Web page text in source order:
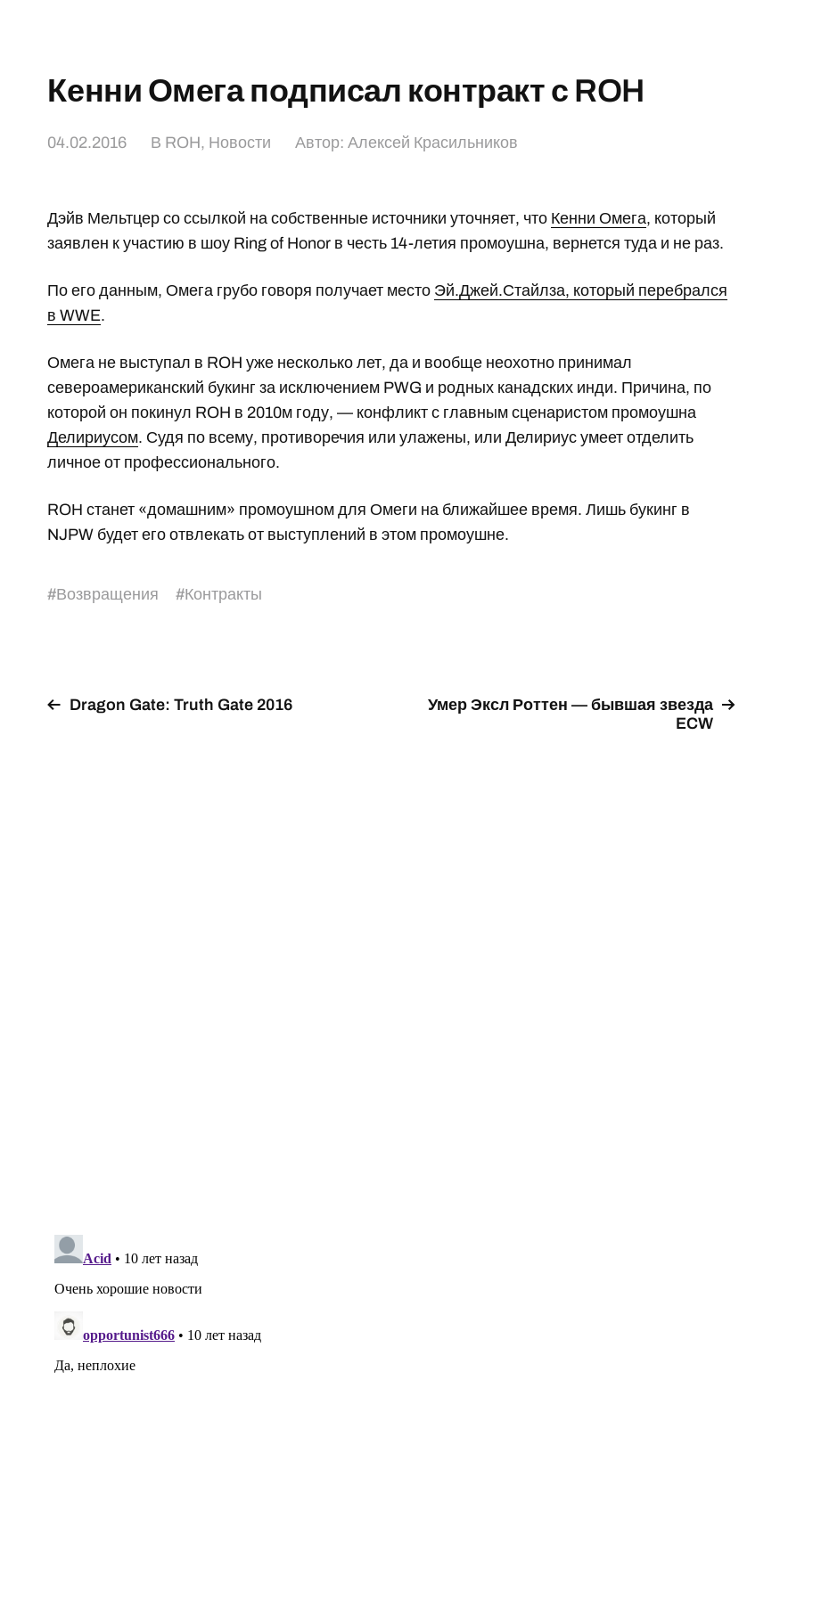
Кенни Омега подписал контракт с ROH
04.02.2016 В ROH, Новости Автор:Алексей Красильников
Дэйв Мельтцер со ссылкой на собственные источники уточняет, что Кенни Омега, который
заявлен к участию в шоу Ring of Honor в честь 14-летия промоушна, вернется туда и не раз.
По его данным, Омега грубо говоря получает место Эй.Джей.Стайлза, который перебрался
в WWE.
Омега не выступал в ROH уже несколько лет, да и вообще неохотно принимал
североамериканский букинг за исключением PWG и родных канадских инди. Причина, по
которой он покинул ROH в 2010м году, — конфликт с главным сценаристом промоушна
Делириусом. Судя по всему, противоречия или улажены, или Делириус умеет отделить
личное от профессионального.
ROН станет «домашним» промоушном для Омеги на ближайшее время. Лишь букинг в
NJPW будет его отвлекать от выступлений в этом промоушне.
#Возвращения #Контракты
Dragon Gate: Truth Gate 2016
Умер Эксл Роттен — бывшая звезда
ECW